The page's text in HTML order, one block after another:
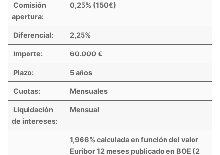
Comisión
apertura:
0,25% (150€)
Diferencial: 2,25%
Importe: 60.000 €
Plazo: 5 años
Cuotas: Mensuales
Liquidación
de intereses:
Mensual
1,966%calculada en función del valor
Euribor 12 meses publicado en BOE (2